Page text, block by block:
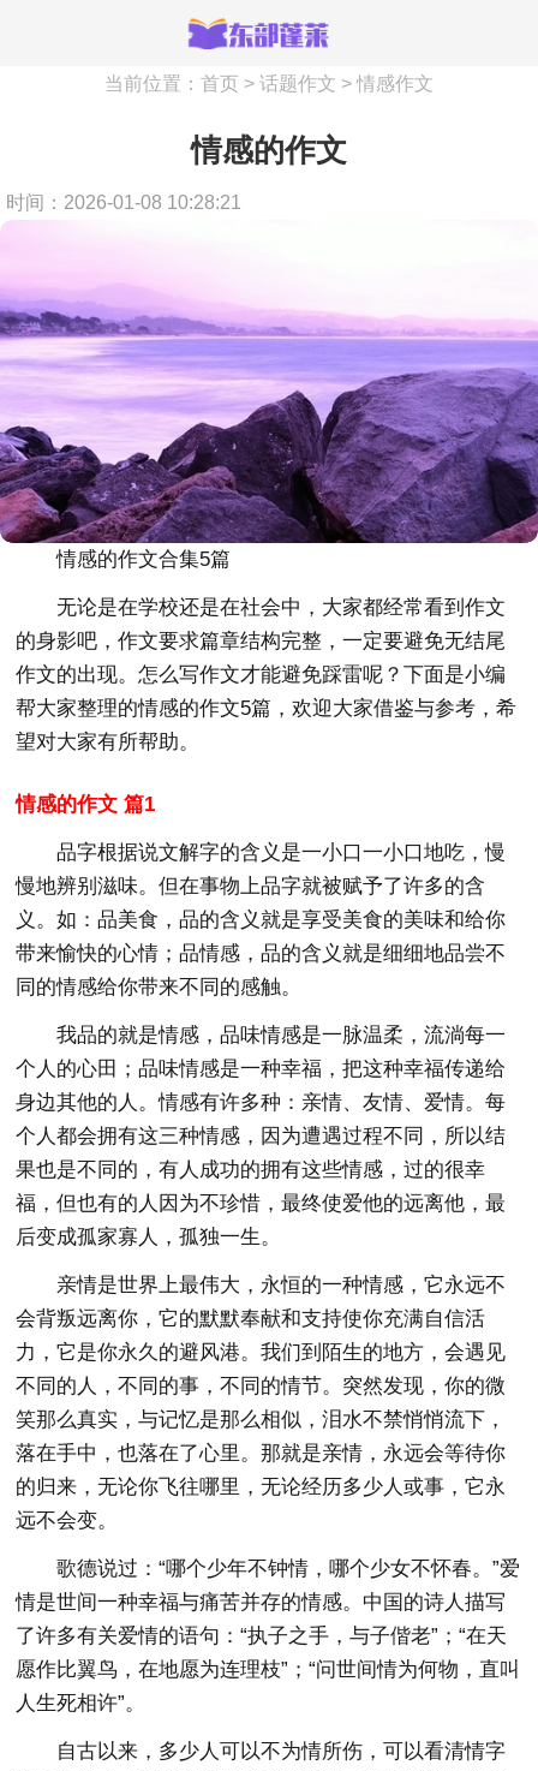
当前位置： 首页 > 话题作文 > 情感作文
情感的作文
时间：2026-01-08 10:28:21
情感的作文合集5篇
无论是在学校还是在社会中，大家都经常看到作文
的身影吧，作文要求篇章结构完整，一定要避免无结尾
作文的出现。怎么写作文才能避免踩雷呢？下面是小编
帮大家整理的情感的作文5篇，欢迎大家借鉴与参考，希
望对大家有所帮助。
情感的作文 篇1
品字根据说文解字的含义是一小口一小口地吃，慢
慢地辨别滋味。但在事物上品字就被赋予了许多的含
义。如：品美食，品的含义就是享受美食的美味和给你
带来愉快的心情；品情感，品的含义就是细细地品尝不
同的情感给你带来不同的感触。
我品的就是情感，品味情感是一脉温柔，流淌每一
个人的心田；品味情感是一种幸福，把这种幸福传递给
身边其他的人。情感有许多种：亲情、友情、爱情。每
个人都会拥有这三种情感，因为遭遇过程不同，所以结
果也是不同的，有人成功的拥有这些情感，过的很幸
福，但也有的人因为不珍惜，最终使爱他的远离他，最
后变成孤家寡人，孤独一生。
亲情是世界上最伟大，永恒的一种情感，它永远不
会背叛远离你，它的默默奉献和支持使你充满自信活
力，它是你永久的避风港。我们到陌生的地方，会遇见
不同的人，不同的事，不同的情节。突然发现，你的微
笑那么真实，与记忆是那么相似，泪水不禁悄悄流下，
落在手中，也落在了心里。那就是亲情，永远会等待你
的归来，无论你飞往哪里，无论经历多少人或事，它永
远不会变。
歌德说过：“哪个少年不钟情，哪个少女不怀春。”爱
情是世间一种幸福与痛苦并存的情感。中国的诗人描写
了许多有关爱情的语句：“执子之手，与子偕老”；“在天
愿作比翼鸟，在地愿为连理枝”；“问世间情为何物，直叫
人生死相许”。
自古以来，多少人可以不为情所伤，可以看清情字